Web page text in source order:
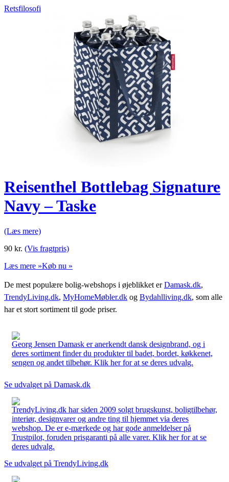
Retsfilosofi
Reisenthel Bottlebag Signature
Navy – Taske
(Læs mere)
90 kr. (Vis fragtpris)
Læs mere »Køb nu »
De mest populære bolig-webshops i øjeblikket erDamask.dk,
TrendyLiving.dk, MyHomeMøbler.dk og Bydahlliving.dk, som alle
har et stort sortiment til gode priser.
Georg Jensen Damask er anerkendt dansk designbrand, og i
deres sortiment finder du produkter til badet, bordet, køkkenet,
sengen og andet tilbehør. Klik her for at se deres udvalg.
Se udvalget på Damask.dk
TrendyLiving.dk har siden 2009 solgt brugskunst, boligtilbehør,
interiør, designvarer og andre ting til hjemmet via deres
webshop. De er e-mærkede og har gode anmeldelser på
Trustpilot, foruden prisgaranti på alle varer. Klik her for at se
deres udvalg.
Se udvalget på TrendyLiving.dk